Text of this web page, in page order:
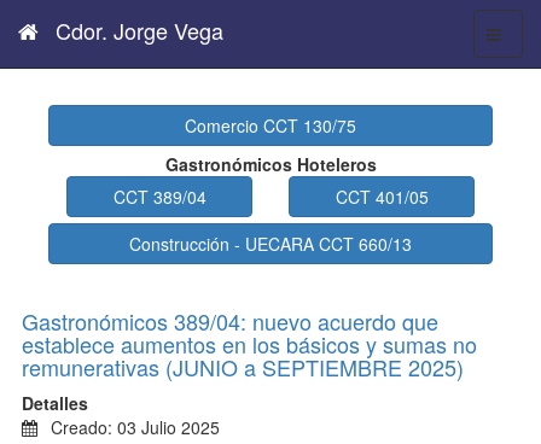
Cdor. Jorge Vega
Comercio CCT 130/75
Gastronómicos Hoteleros
CCT 389/04
CCT 401/05
Construcción - UECARA CCT 660/13
Gastronómicos 389/04: nuevo acuerdo que
establece aumentos en los básicos y sumas no
remunerativas (JUNIO a SEPTIEMBRE 2025)
Detalles
Creado: 03 Julio 2025